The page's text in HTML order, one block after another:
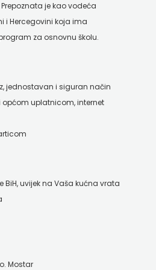
je kao vodeća
i Hercegovini koja ima
za osnovnu školu.
jednostavan i siguran način
općom uplatnicom, internet
BiH, uvijek na Vaša kućna vrata
Mostar